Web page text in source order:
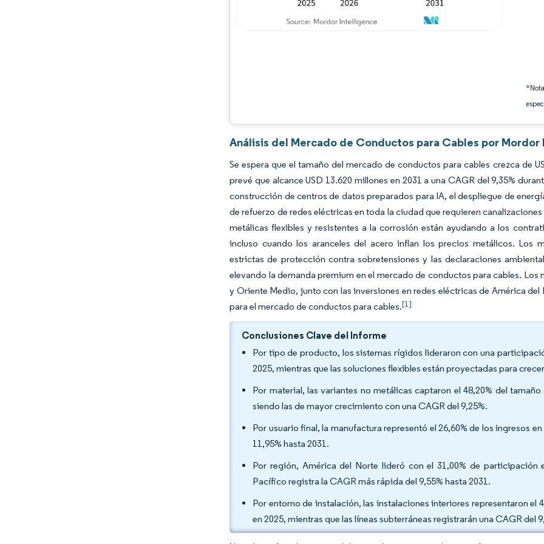
Análisis del Mercado de Conductos para Cables por
Se espera que el tamaño del mercado de conductos para cables crezca de
prevé que alcance USD 13.620 millones en 2031 a una CAGR del 9,35%
construcción de centros de datos preparados para IA, el despliegue de
de refuerzo de redes eléctricas en toda la ciudad que requieren
metálicas flexibles y resistentes a la corrosión están ayudando a los
incluso cuando los aranceles del acero inflan los precios metálicos. Los
estrictas de protección contra sobretensiones y las declaraciones
elevando la demanda premium en el mercado de conductos para cables.
y Oriente Medio, junto con las inversiones en redes eléctricas de América
para el mercado de conductos para cables.[1]
Conclusiones Clave del Informe
Por tipo de producto, los sistemas rígidos lideraron con una
2025, mientras que las soluciones flexibles están proyectadas para
Por material, las variantes no metálicas captaron el 48,20% del
siendo las de mayor crecimiento con una CAGR del 9,25%.
Por usuario final, la manufactura representó el 26,60% de los ingresos
11,95% hasta 2031.
Por región, América del Norte lideró con el 31,00% de
Pacífico registra la CAGR más rápida del 9,55% hasta 2031.
Por entorno de instalación, las instalaciones interiores representaron
en 2025, mientras que las líneas subterráneas registrarán una CAGR del